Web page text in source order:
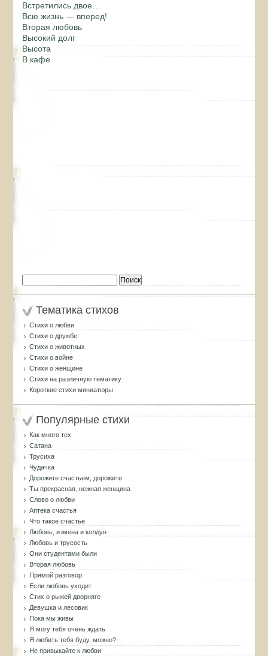
Встретились двое…
Всю жизнь — вперед!
Вторая любовь
Высокий долг
Высота
В кафе
Тематика стихов
Стихи о любви
Стихи о дружбе
Стихи о животных
Стихи о войне
Стихи о женщине
Стихи на различную тематику
Короткие стихи миниатюры
Популярные стихи
Как много тех
Сатана
Трусиха
Чудачка
Дорожите счастьем, дорожите
Ты прекрасная, нежная женщина
Слово о любви
Аптека счастья
Что такое счастье
Любовь, измена и колдун
Любовь и трусость
Они студентами были
Вторая любовь
Прямой разговор
Если любовь уходит
Стих о рыжей дворняге
Девушка и лесовик
Пока мы живы
Я могу тебя очень ждать
Я любить тебя буду, можно?
Не привыкайте к любви